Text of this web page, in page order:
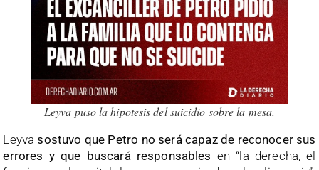
Leyva puso la hipotesis del suicidio sobre la mesa.
Leyvasostuvo que Petro no será capaz de reconocer sus
errores y que buscará responsables en “la derecha, el